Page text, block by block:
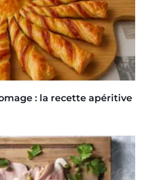
: la recette apéritive